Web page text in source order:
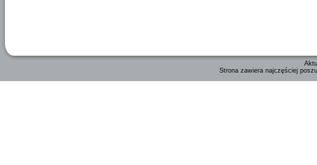
Strona zawiera najczęściej